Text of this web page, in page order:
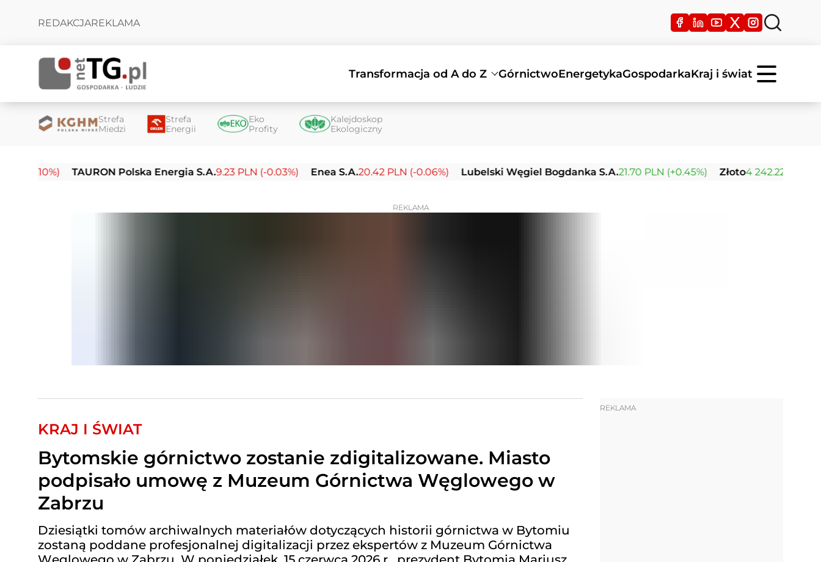
REDAKCJAREKLAMA
Transformacja od A do Z GórnictwoEnergetykaGospodarkaKraj i świat
Strefa
Miedzi
Strefa
Energii
Eko
Profity
Kalejdoskop
Ekologiczny
TAURON Polska Energia S.A.9.23 PLN (-0.03%) Enea S.A.20.42 PLN (-0.06%) Lubelski Węgiel Bogdanka S.A.21.70 PLN (+0.45%) Złoto4 242.22 USD (+0.04%)
REKLAMA
KRAJ I ŚWIAT
Bytomskie górnictwo zostanie zdigitalizowane. Miasto
podpisało umowę z Muzeum Górnictwa Węglowego w
Zabrzu
Dziesiątki tomów archiwalnych materiałów dotyczących historii górnictwa w Bytomiu
zostaną poddane profesjonalnej digitalizacji przez ekspertów z Muzeum Górnictwa
REKLAMA